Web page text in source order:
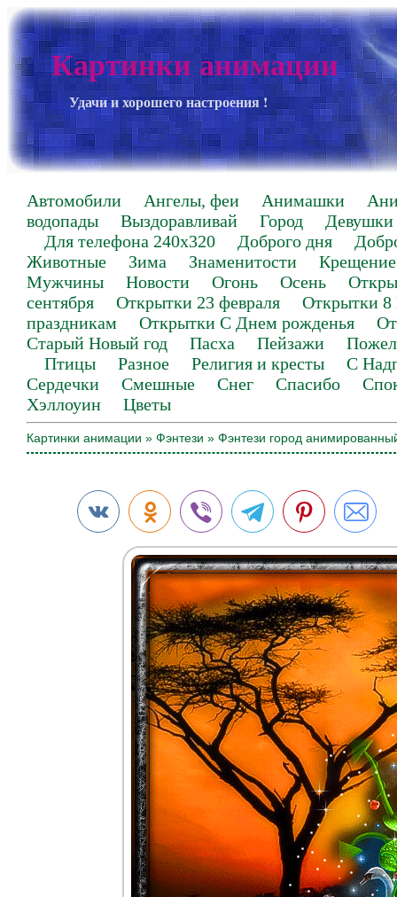
Картинки анимации
Удачи и хорошего настроения !
Автомобили Ангелы, феи Анимашки
водопады
Выздоравливай Город
Девушки
Для телефона 240х320
Доброго дня
Животные
Зима Знаменитости
Крещение
Мужчины
Новости Огонь Осень
сентября
Открытки 23 февраля
Открытки 8
праздникам
Открытки С Днем рожденья
Старый Новый год
Пасха Пейзажи
Птицы
Разное Религия и кресты
С
Сердечки
Смешные Снег Спасибо
Хэллоуин
Цветы
Картинки анимации » Фэнтези » Фэнтези город